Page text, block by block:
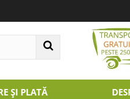
ȘI PLATĂ